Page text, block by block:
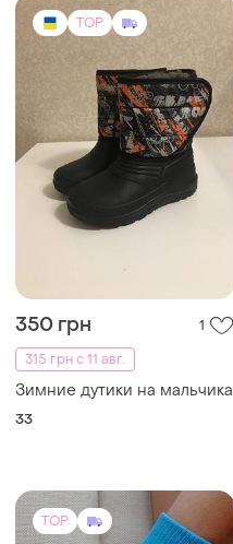
TOP
350 грн
1
315 грн с 11 авг.
Зимние дутики на мальчика
33
TOP